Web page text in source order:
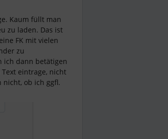
Kaum füllt man
zu laden. Das ist
FK mit vielen
zu
ich dann betätigen
eintrage, nicht
nicht, ob ich ggfl.